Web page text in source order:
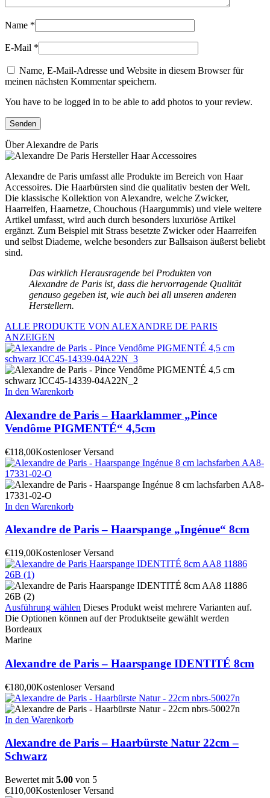
Name *
E-Mail *
Name, E-Mail-Adresse und Website in diesem Browser für
meinen nächsten Kommentar speichern.
You have to be logged in to be able to add photos to your review.
Über Alexandre de Paris
Alexandre de Paris umfasst alle Produkte im Bereich von Haar
Accessoires. Die Haarbürsten sind die qualitativ besten der Welt.
Die klassische Kollektion von Alexandre, welche Zwicker,
Haarreifen, Haarnetze, Chouchous (Haargummis) und viele weitere
Artikel umfasst, wird auch durch besonders luxuriöse Artikel
ergänzt. Zum Beispiel mit Strass besetzte Zwicker oder Haarreifen
und selbst Diademe, welche besonders zur Ballsaison äußerst beliebt
sind.
Das wirklich Herausragende bei Produkten von
Alexandre de Paris ist, dass die hervorragende Qualität
genauso gegeben ist, wie auch bei all unseren anderen
Herstellern.
ALLE PRODUKTE VON ALEXANDRE DE PARIS
ANZEIGEN
In den Warenkorb
Alexandre de Paris – Haarklammer „Pince
Vendôme PIGMENTÉ“ 4,5cm
€118,00Kostenloser Versand
In den Warenkorb
Alexandre de Paris – Haarspange „Ingénue“ 8cm
€119,00Kostenloser Versand
Ausführung wählen Dieses Produkt weist mehrere Varianten auf.
Die Optionen können auf der Produktseite gewählt werden
Bordeaux
Marine
Alexandre de Paris – Haarspange IDENTITÉ 8cm
€180,00Kostenloser Versand
In den Warenkorb
Alexandre de Paris – Haarbürste Natur 22cm –
Schwarz
Bewertet mit 5.00 von 5
€110,00Kostenloser Versand